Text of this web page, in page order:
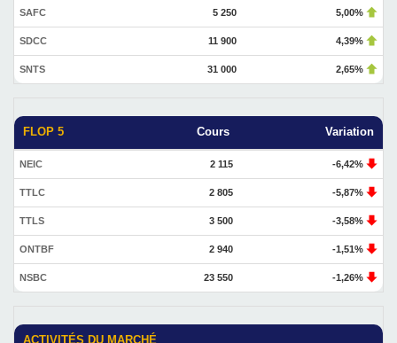
SAFC 5 250 5,00%
SDCC 11 900 4,39%
SNTS 31 000 2,65%
FLOP 5 Cours Variation
NEIC 2 115 -6,42%
TTLC 2 805 -5,87%
TTLS 3 500 -3,58%
ONTBF 2 940 -1,51%
NSBC 23 550 -1,26%